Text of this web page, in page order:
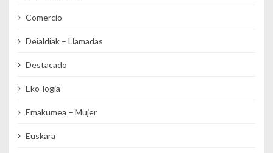
Comercio
Deialdiak – Llamadas
Destacado
Eko-logia
Emakumea – Mujer
Euskara